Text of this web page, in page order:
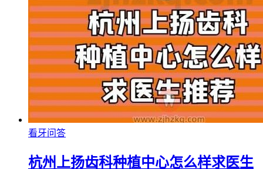
看牙问答
杭州上扬齿科种植中心怎么样求医生